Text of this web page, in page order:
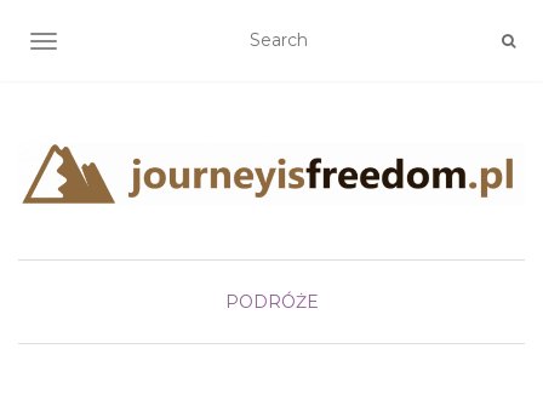
TOGGLE NAVIGATION
PODRÓŻE